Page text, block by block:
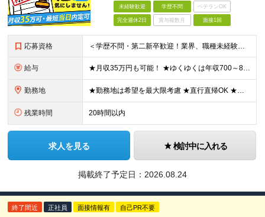
未経験歓迎 学歴不問 ベテランOK
完全週休2日 賞与複数月 面接1回
応募資格 ＜学歴不問・第二新卒歓迎！業界、職種未経験歓迎！20代～30代活躍中＞ ★35歳以下の方（若年層の長期キャリア形成を図るため） ★フリーター・正社員未経験・社会人未経験OK ★転職回数が多い方もぜひ
給与 ★月収35万円も可能！ ★ゆくゆくは年収700～800万円も！ ★手当が多数あり ・残業手当（100％）★1分単位で支給 ・資格手当（最大月6万円） ・結婚/出産祝金（最大3万円） 【首都圏・北関東
勤務地 ★勤務地は希望を最大限考慮 ★直行直帰OK ★車通勤のエリアもあり ★研修は、下記いずれかの研修センターで行います ・東京校（東京本社とアクセスは同様） ・大阪校（大阪府大阪市中央区道修町 2-1-1
残業時間 20時間以内
求人を見る 検討中に入れる
掲載終了予定日： 2026.08.24
終了間近 正社員 面接情報有 自己PR不要